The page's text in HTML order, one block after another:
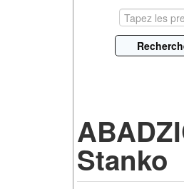
Stanko